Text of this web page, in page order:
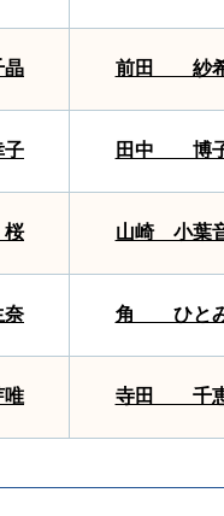
前田 紗
田中 博
山崎 小葉
角 ひと
寺田 千